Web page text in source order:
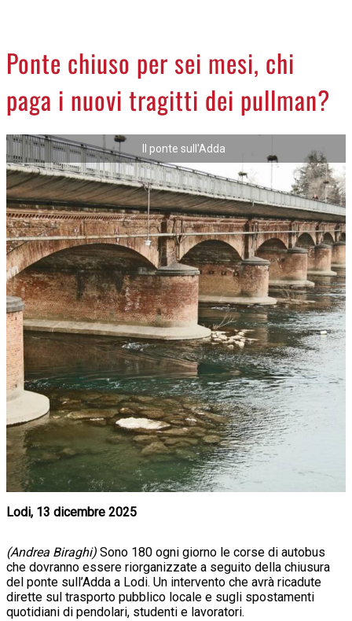
LA PIAZZA
ANIMALI
ACCEDI
Ponte chiuso per sei mesi, chi
paga i nuovi tragitti dei pullman?
Il ponte sull'Adda
Lodi, 13 dicembre 2025
(Andrea Biraghi) Sono 180 ogni giorno le corse di autobus
che dovranno essere riorganizzate a seguito della chiusura
del ponte sull’Adda a Lodi. Un intervento che avrà ricadute
dirette sul trasporto pubblico locale e sugli spostamenti
quotidiani di pendolari, studenti e lavoratori.